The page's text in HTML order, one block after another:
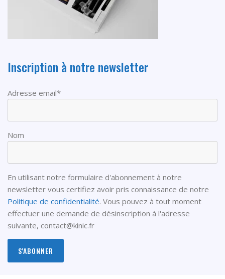
Inscription à notre newsletter
Adresse email*
Nom
En utilisant notre formulaire d'abonnement à notre
newsletter vous certifiez avoir pris connaissance de notre
Politique de confidentialité. Vous pouvez à tout moment
effectuer une demande de désinscription à l'adresse
suivante, contact@kinic.fr